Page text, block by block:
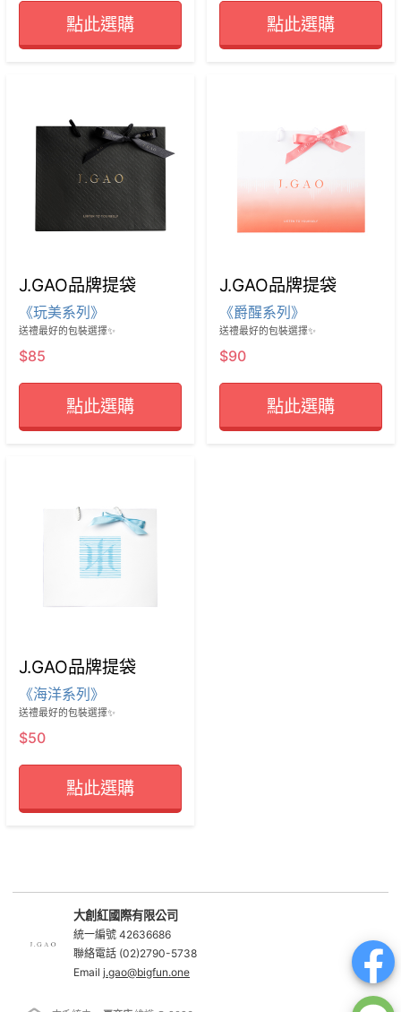
點此選購 點此選購
J.GAO品牌提袋
《玩美系列》
送禮最好的包裝選擇✨
$85
點此選購
J.GAO品牌提袋
《爵醒系列》
送禮最好的包裝選擇✨
$90
點此選購
J.GAO品牌提袋
《海洋系列》
送禮最好的包裝選擇✨
$50
點此選購
大創紅國際有限公司
統一編號 42636686
聯絡電話 (02)2790-5738
Email j.gao@bigfun.one